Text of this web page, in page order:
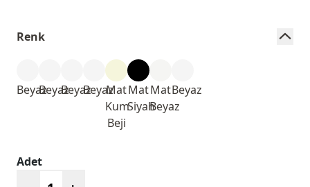
Renk
BeyazBeyazBeyazBeyazMat
Kum
Beji
Mat
Siyah
Mat
Beyaz
Beyaz
Adet